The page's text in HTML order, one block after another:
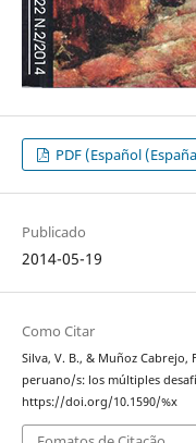
PDF (Español
Publicado
2014-05-19
Como Citar
Silva, V. B., & Muñoz
peruano/s: los múltiples
https://doi.org/10.1590/%x